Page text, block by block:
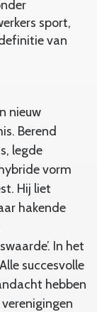
sport,
van
nieuw
Berend
legde
vorm
Hij liet
hakende
In het
succesvolle
hebben